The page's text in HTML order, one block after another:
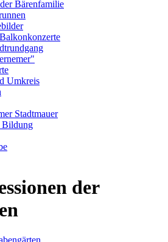
Bärenfamilie
Umkreis
Stadtmauer
Bildung
der